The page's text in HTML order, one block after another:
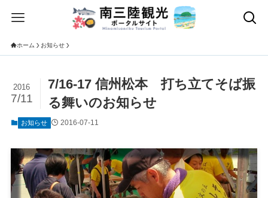
ホーム お知らせ
7/16-17 信州松本 打ち立てそば振
る舞いのお知らせ
2016
7/11
お知らせ 2016-07-11